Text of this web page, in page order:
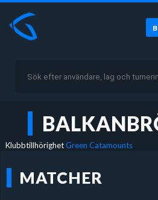
KlubbtillhörighetGreen Catamounts
MATCHER